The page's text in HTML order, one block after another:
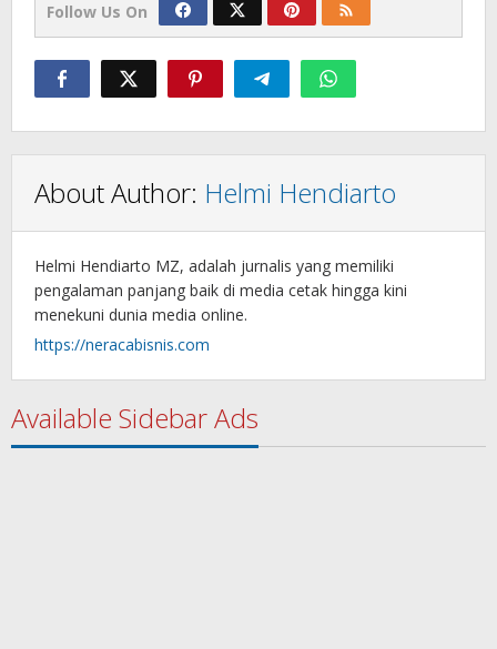
Follow Us On
About Author: Helmi Hendiarto
Helmi Hendiarto MZ, adalah jurnalis yang memiliki
pengalaman panjang baik di media cetak hingga kini
menekuni dunia media online.
https://neracabisnis.com
Available Sidebar Ads